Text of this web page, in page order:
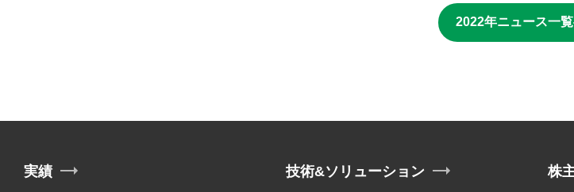
2022年ニュース一
実績 技術&ソリューション 株